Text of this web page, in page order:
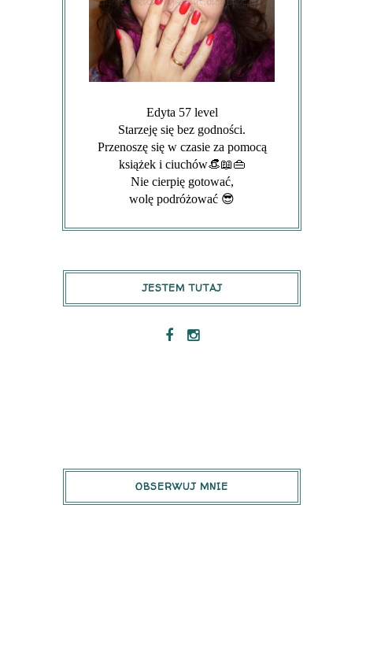
Edyta 57 level
Starzeję się bez godności.
Przenoszę się w czasie za pomocą
książek i ciuchów👒📖👜
Nie cierpię gotować,
wolę podróżować 😎
JESTEM TUTAJ
OBSERWUJ MNIE